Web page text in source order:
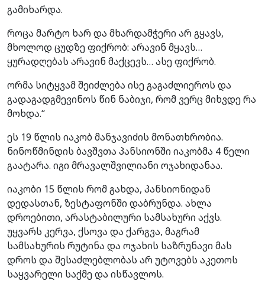
გამიხარდა.
როცა მარტო ხარ და მხარდამჭერი არ გყავს,
მხოლოდ ცუდზე ფიქრობ: არავინ მყავს…
ყურადღებას არავინ მაქცევს… ასე ფიქრობ.
ორმა სიტყვამ შეიძლება ისე გაგაძლიეროს და
გადაგადგმევინოს წინ ნაბიჯი, რომ ვერც მიხვდე რა
მოხდა.“
ეს 19 წლის იაკობ მანჯავიძის მონათხრობია.
ნინოწმინდის ბავშვთა პანსიონში იაკობმა 4 წელი
გაატარა. იგი მრავალშვილიანი ოჯახიდანაა.
იაკობი 15 წლის რომ გახდა, პანსიონიდან
დედასთან, ზესტაფონში დაბრუნდა. ახლა
დროებითი, არასტაბილური სამსახური აქვს.
უყვარს კერვა, ქსოვა და ქარგვა, მაგრამ
სამსახურის რუტინა და ოჯახის საზრუნავი მას
დროს და შესაძლებლობას არ უტოვებს აკეთოს
საყვარელი საქმე და ისწავლოს.